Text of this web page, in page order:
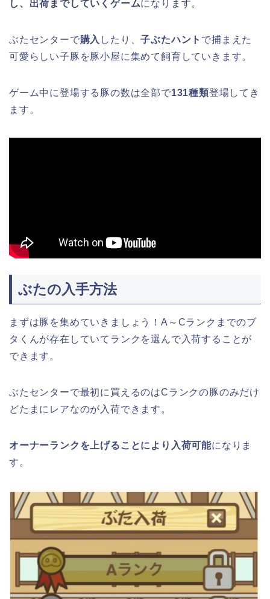
し、出荷までしていくゲームになります。
ぶたセンターで購入 したり、子ぶたハント で捕まえた
可愛らしい子豚を豚小屋に集めて飼育していきます。
ゲーム中に登場する豚の数は全部で131種類登場してき
ます。
ぶたの入手方法
まずは豚を集めていきましょう！A～Cランクまでのブ
タくんが存在していてランクを選んで入荷することが
できます。
ぶたセンターで最初に買えるのはCランクの豚のみだけ
どたまにレアなのが入荷できます。
オーナーランクを上げることにより入荷可能になりま
す。